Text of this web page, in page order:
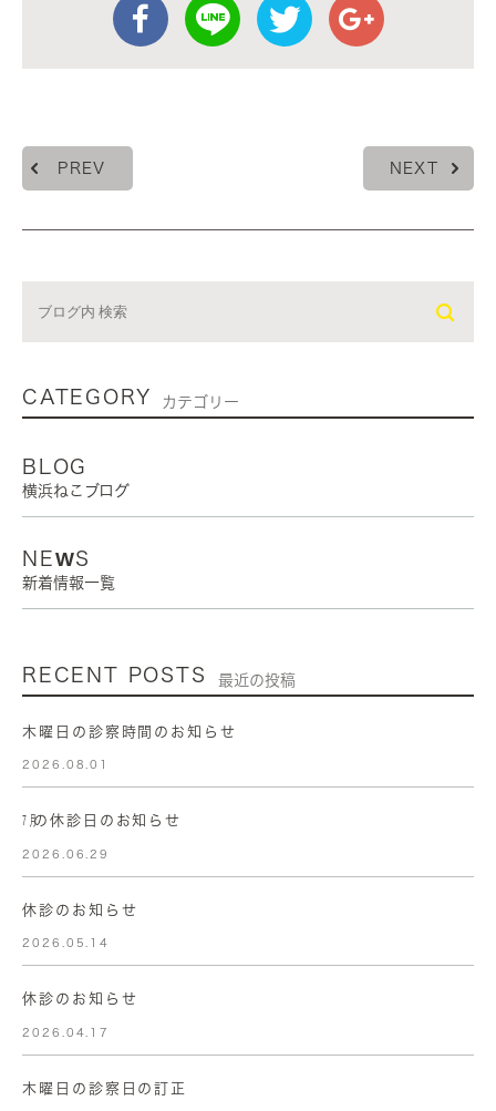
PREV NEXT
CATEGORY カテゴリー
BLOG
横浜ねこブログ
NEWS
新着情報一覧
RECENT POSTS 最近の投稿
木曜日の診察時間のお知らせ
2026.08.01
㋆の休診日のお知らせ
2026.06.29
休診のお知らせ
2026.05.14
休診のお知らせ
2026.04.17
木曜日の診察日の訂正